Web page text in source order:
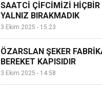
SAATCİ ÇİFCİMİZİ
YALNIZ BIRAKMADIK
3 Ekim 2025 - 15:23
ÖZARSLAN ŞEKER
BEREKET KAPISIDIR
3 Ekim 2025 - 14:58